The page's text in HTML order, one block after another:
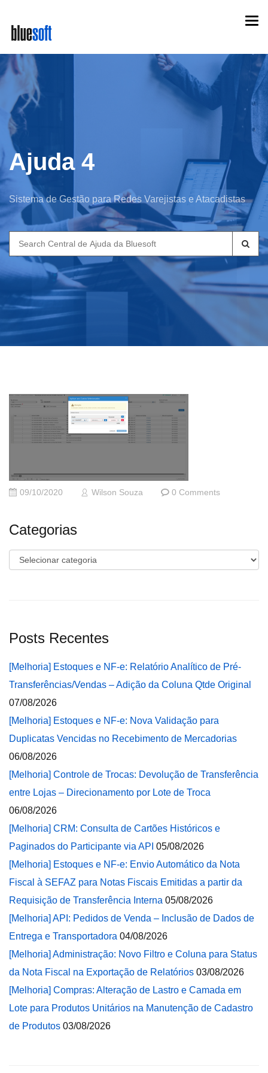
main
content
Ajuda 4
Sistema de Gestão para Redes Varejistas e Atacadistas
Search
for:
09/10/2020 Wilson Souza 0 Comments
Categorias
Categorias
Posts Recentes
[Melhoria] Estoques e NF-e: Relatório Analítico de Pré-
Transferências/Vendas – Adição da Coluna Qtde Original
07/08/2026
[Melhoria] Estoques e NF-e: Nova Validação para
Duplicatas Vencidas no Recebimento de Mercadorias
06/08/2026
[Melhoria] Controle de Trocas: Devolução de Transferência
entre Lojas – Direcionamento por Lote de Troca
06/08/2026
[Melhoria] CRM: Consulta de Cartões Históricos e
Paginados do Participante via API 05/08/2026
[Melhoria] Estoques e NF-e: Envio Automático da Nota
Fiscal à SEFAZ para Notas Fiscais Emitidas a partir da
Requisição de Transferência Interna 05/08/2026
[Melhoria] API: Pedidos de Venda – Inclusão de Dados de
Entrega e Transportadora 04/08/2026
[Melhoria] Administração: Novo Filtro e Coluna para Status
da Nota Fiscal na Exportação de Relatórios 03/08/2026
[Melhoria] Compras: Alteração de Lastro e Camada em
Lote para Produtos Unitários na Manutenção de Cadastro
de Produtos 03/08/2026